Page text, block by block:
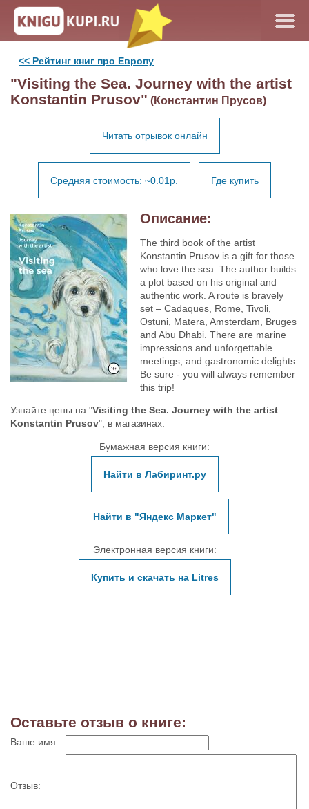
<< Рейтинг книг про Европу
"Visiting the Sea. Journey with the artist
Konstantin Prusov" (Константин Прусов)
Читать отрывок онлайн
Средняя стоимость: ~0.01р. Где купить
Описание:
The third book of the artist
Konstantin Prusov is a gift for those
who love the sea. The author builds
a plot based on his original and
authentic work. A route is bravely
set – Cadaques, Rome, Tivoli,
Ostuni, Matera, Amsterdam, Bruges
and Abu Dhabi. There are marine
impressions and unforgettable
meetings, and gastronomic delights.
Be sure - you will always remember
this trip!
Узнайте цены на "Visiting the Sea. Journey with the artist
Konstantin Prusov", в магазинах:
Бумажная версия книги:
Найти в Лабиринт.ру
Найти в "Яндекс Маркет"
Электронная версия книги:
Купить и скачать на Litres
Оставьте отзыв о книге:
Ваше имя:
Отзыв: